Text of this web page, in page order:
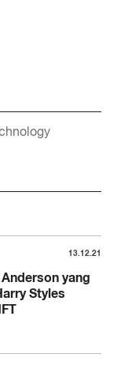
13.12.21
yang
Styles